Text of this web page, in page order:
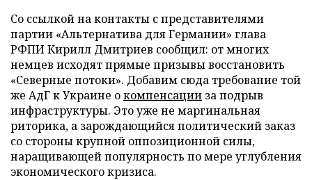
Со ссылкой на контакты с представителями
партии «Альтернатива для Германии» глава
РФПИ Кирилл Дмитриев сообщил: от многих
немцев исходят прямые призывы восстановить
«Северные потоки». Добавим сюда требование той
же АдГ к Украине окомпенсации за подрыв
инфраструктуры. Это уже не маргинальная
риторика, а зарождающийся политический заказ
со стороны крупной оппозиционной силы,
наращивающей популярность по мере углубления
экономического кризиса.